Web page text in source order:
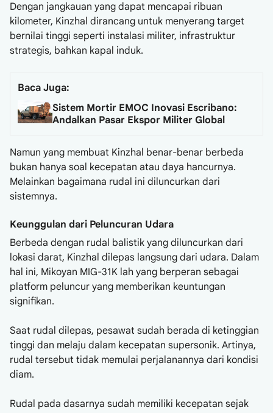
Dengan jangkauan yang dapat mencapai ribuan
kilometer, Kinzhal dirancang untuk menyerang target
bernilai tinggi seperti instalasi militer, infrastruktur
strategis, bahkan kapal induk.
Baca Juga:
Sistem Mortir EMOC Inovasi Escribano:
Andalkan Pasar Ekspor Militer Global
Namun yang membuat Kinzhal benar-benar berbeda
bukan hanya soal kecepatan atau daya hancurnya.
Melainkan bagaimana rudal ini diluncurkan dari
sistemnya.
Keunggulan dari Peluncuran Udara
Berbeda dengan rudal balistik yang diluncurkan dari
lokasi darat, Kinzhal dilepas langsung dari udara. Dalam
hal ini, Mikoyan MIG-31K lah yang berperan sebagai
platform peluncur yang memberikan keuntungan
signifikan.
Saat rudal dilepas, pesawat sudah berada di ketinggian
tinggi dan melaju dalam kecepatan supersonik. Artinya,
rudal tersebut tidak memulai perjalanannya dari kondisi
diam.
Rudal pada dasarnya sudah memiliki kecepatan sejak